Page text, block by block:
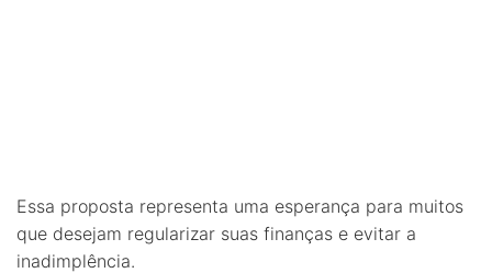
Essa proposta representa uma esperança para muitos
que desejam regularizar suas finanças e evitar a
inadimplência.